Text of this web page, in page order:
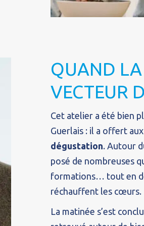
QUAND
VECTEUR
Cet atelier a été bien
Guerlais : il a offert
dégustation. Autour
posé de nombreuses
formations… tout en
réchauffent les cœurs.
La matinée s’est